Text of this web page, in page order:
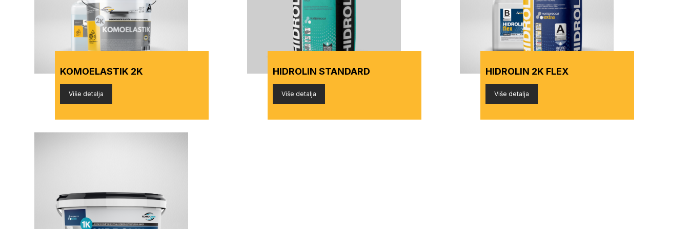
KOMOELASTIK 2K
Više detalja
HIDROLIN STANDARD
Više detalja
HIDROLIN 2K FLEX
Više detalja